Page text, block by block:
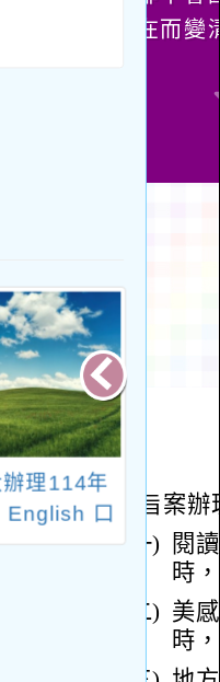
理114年
English 口
比賽
前教
育研
年度
領域